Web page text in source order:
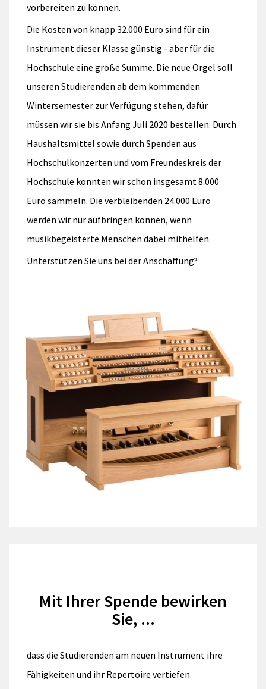
vorbereiten zu können.
Die Kosten von knapp 32.000 Euro sind für ein
Instrument dieser Klasse günstig - aber für die
Hochschule eine große Summe. Die neue Orgel soll
unseren Studierenden ab dem kommenden
Wintersemester zur Verfügung stehen, dafür
müssen wir sie bis Anfang Juli 2020 bestellen. Durch
Haushaltsmittel sowie durch Spenden aus
Hochschulkonzerten und vom Freundeskreis der
Hochschule konnten wir schon insgesamt 8.000
Euro sammeln. Die verbleibenden 24.000 Euro
werden wir nur aufbringen können, wenn
musikbegeisterte Menschen dabei mithelfen.
Unterstützen Sie uns bei der Anschaffung?
Mit Ihrer Spende bewirken
Sie, ...
dass die Studierenden am neuen Instrument ihre
Fähigkeiten und ihr Repertoire vertiefen.